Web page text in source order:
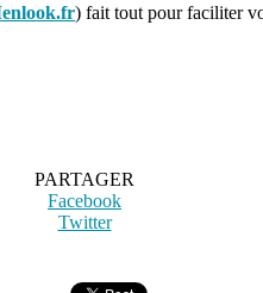
) fait tout pour faciliter
PARTAGER
Facebook
Twitter